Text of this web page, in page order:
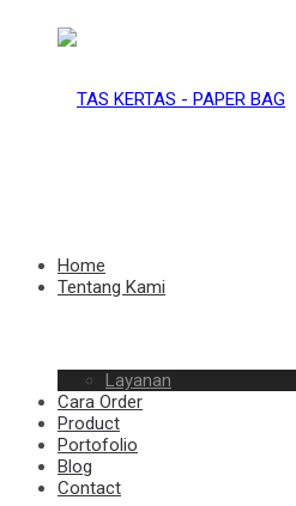
–
KERTAS
Home
Tentang Kami
Layanan
Cara Order
Product
Portofolio
Blog
Contact